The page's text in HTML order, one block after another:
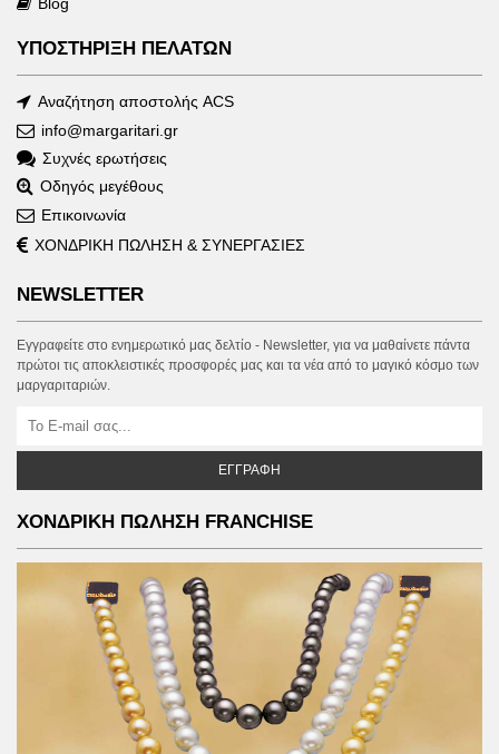
Τρόποι πληρωμής
Προστασία δεδομένων (GDPR)
Όροι χρήσης
Blog
ΥΠΟΣΤΗΡΙΞΗ ΠΕΛΑΤΩΝ
Αναζήτηση αποστολής ACS
Συχνές ερωτήσεις
Οδηγός μεγέθους
ΧΟΝΔΡΙΚΗ ΠΩΛΗΣΗ & ΣΥΝΕΡΓΑΣΙΕΣ
NEWSLETTER
πρώτοι τις αποκλειστικές προσφορές μας και τα νέα από το μαγικό κόσμο των
ΧΟΝΔΡΙΚΗ ΠΩΛΗΣΗ FRANCHISE